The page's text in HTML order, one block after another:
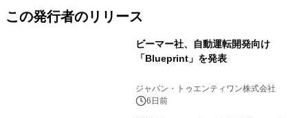
この発行者のリリース
ビーマー社、自動運転開発向け
「Blueprint」を発表
ジャパン・トゥエンティワン株式会社
6日前